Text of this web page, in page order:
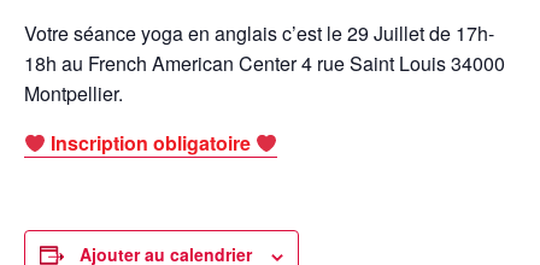
Votre séance yoga en anglais c’est le 29 Juillet de 17h-
18h au French American Center 4 rue Saint Louis 34000
Montpellier.
Inscription obligatoire
Ajouter au calendrier